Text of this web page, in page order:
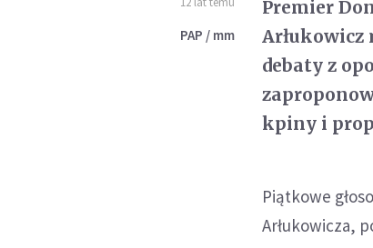
PAP / mm
Premier
Arłukowicz
debaty z
kpiny i
Piątkowe
Arłukowicza,